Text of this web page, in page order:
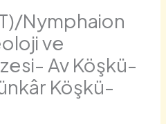
Nymphaion
ve
Av Köşkü-
Köşkü-